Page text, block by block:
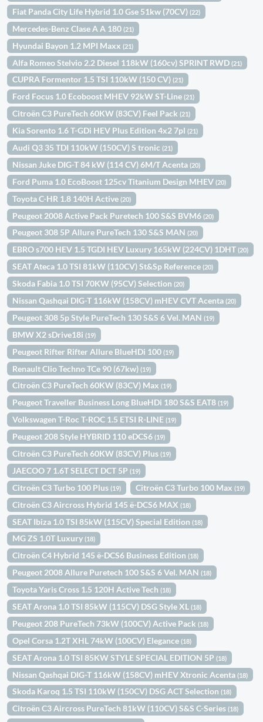
Fiat Panda City Life Hybrid 1.0 Gse 51kw (70CV)(22)
Mercedes-Benz Clase A A 180(21)
Hyundai Bayon 1.2 MPI Maxx(21)
Alfa Romeo Stelvio 2.2 Diesel 118kW (160cv) SPRINT RWD(21)
CUPRA Formentor 1.5 TSI 110kW (150 CV)(21)
Ford Focus 1.0 Ecoboost MHEV 92kW ST-Line(21)
Citroën C3 PureTech 60KW (83CV) Feel Pack(21)
Kia Sorento 1.6 T-GDi HEV Plus Edition 4x2 7pl(21)
Audi Q3 35 TDI 110kW (150CV) S tronic(21)
Nissan Juke DIG-T 84 kW (114 CV) 6M/T Acenta(20)
Ford Puma 1.0 EcoBoost 125cv Titanium Design MHEV(20)
Toyota C-HR 1.8 140H Active(20)
Peugeot 2008 Active Pack Puretech 100 S&S BVM6(20)
Peugeot 308 5P Allure PureTech 130 S&S MAN(20)
EBRO s700 HEV 1.5 TGDI HEV Luxury 165kW (224CV) 1DHT(20)
SEAT Ateca 1.0 TSI 81kW (110CV) St&Sp Reference(20)
Skoda Fabia 1.0 TSI 70KW (95CV) Selection(20)
Nissan Qashqai DIG-T 116kW (158CV) mHEV CVT Acenta(20)
Peugeot 308 5p Style PureTech 130 S&S 6 Vel. MAN(19)
BMW X2 sDrive18i(19)
Peugeot Rifter Rifter Allure BlueHDi 100(19)
Renault Clio Techno TCe 90 (67kw)(19)
Citroën C3 PureTech 60KW (83CV) Max(19)
Peugeot Traveller Business Long BlueHDi 180 S&S EAT8(19)
Volkswagen T-Roc T-ROC 1.5 ETSI R-LINE(19)
Peugeot 208 Style HYBRID 110 eDCS6(19)
Citroën C3 PureTech 60KW (83CV) Plus(19)
JAECOO 7 1.6T SELECT DCT 5P(19)
Citroën C3 Turbo 100 Plus(19) Citroën C3 Turbo 100 Max(19)
Citroën C3 Aircross Hybrid 145 ë-DCS6 MAX(18)
SEAT Ibiza 1.0 TSI 85kW (115CV) Special Edition(18)
MG ZS 1.0T Luxury(18)
Citroën C4 Hybrid 145 ë-DCS6 Business Edition(18)
Peugeot 2008 Allure Puretech 100 S&S 6 Vel. MAN(18)
Toyota Yaris Cross 1.5 120H Active Tech(18)
SEAT Arona 1.0 TSI 85kW (115CV) DSG Style XL(18)
Peugeot 208 PureTech 73kW (100CV) Active Pack(18)
Opel Corsa 1.2T XHL 74kW (100CV) Elegance(18)
SEAT Arona 1.0 TSI 85KW STYLE SPECIAL EDITION 5P(18)
Nissan Qashqai DIG-T 116kW (158CV) mHEV Xtronic Acenta(18)
Skoda Karoq 1.5 TSI 110kW (150CV) DSG ACT Selection(18)
Citroën C3 Aircross PureTech 81kW (110CV) S&S C-Series(18)